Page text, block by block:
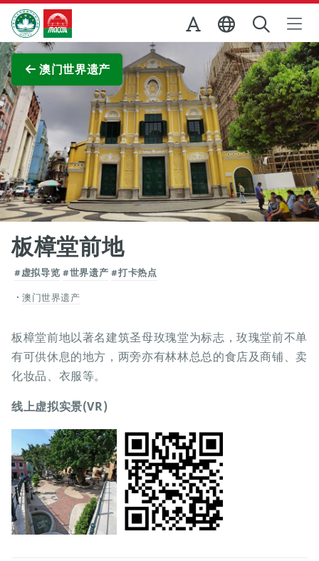
跳至主内容
澳门特别行政区政府旅游局
澳门世界遗产
查看原图
板樟堂前地
#虚拟导览 #世界遗产 #打卡热点
澳门世界遗产
板樟堂前地以著名建筑圣母玫瑰堂为标志，玫瑰堂前不单
有可供休息的地方，两旁亦有林林总总的食店及商铺、卖
化妆品、衣服等。
线上虚拟实景(VR)